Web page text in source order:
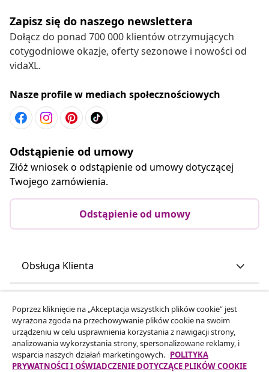
Zapisz się do naszego newslettera
Dołącz do ponad 700 000 klientów otrzymujących
cotygodniowe okazje, oferty sezonowe i nowości od
vidaXL.
Nasze profile w mediach społecznościowych
Odstąpienie od umowy
Złóż wniosek o odstąpienie od umowy dotyczącej
Twojego zamówienia.
Odstąpienie od umowy
Obsługa Klienta
vidaXL
Poprzez kliknięcie na „Akceptacja wszystkich plików cookie” jest
wyrażona zgoda na przechowywanie plików cookie na swoim
urządzeniu w celu usprawnienia korzystania z nawigacji strony,
analizowania wykorzystania strony, spersonalizowane reklamy, i
wsparcia naszych działań marketingowych. POLITYKA
PRYWATNOŚCI I OŚWIADCZENIE DOTYCZĄCE PLIKÓW COOKIE